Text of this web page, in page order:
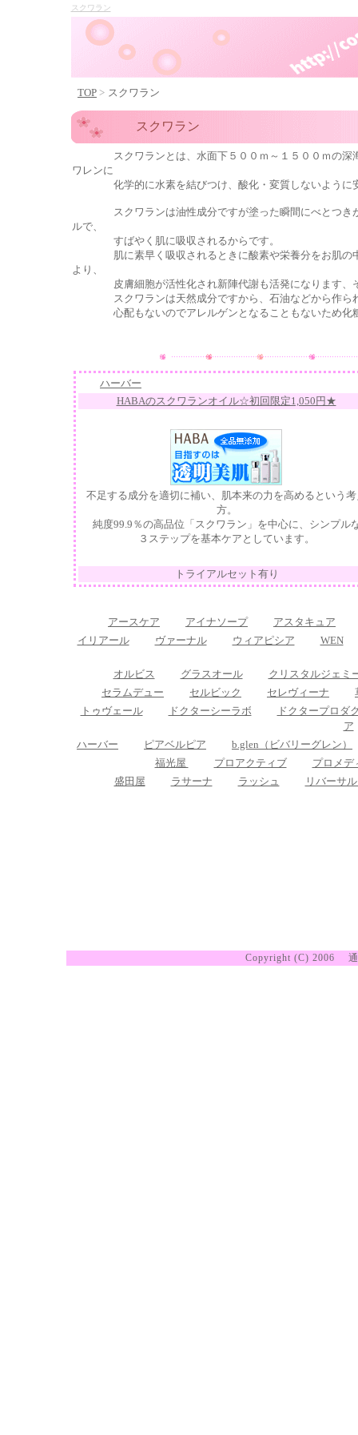
スクワラン
TOP > スクワラン
スクワラン
スクワラン とは、水面下５００ｍ～１５００ｍの
ワレンに
化学的に水素を結びつけ、酸化・変質しないように
スクワランは油性成分ですが塗った瞬間にべとつきが
ルで、
すばやく肌に吸収されるからです。
肌に素早く吸収されるときに酸素や栄養分をお肌の中
より、
皮膚細胞が活性化され新陣代謝も活発になります、そ
スクワランは天然成分ですから、石油などから作られ
心配もないのでアレルゲンとなることもないため化粧
ハーバー
HABAのスクワランオイル☆初回限定1,050円★
不足する成分を適切に補い、肌本来の力を高めるという
方。
純度99.9％の高品位「スクワラン」を中心に、シンプル
３ステップを基本ケアとしています。
トライアルセット有り
アースケア アイナソープ
アスタキュア
イリアール
ヴァーナル ウィアピシア WEN
オルビス グラスオール
クリスタルジェミ
セラムデュー
セルビック セレヴィーナ
トゥヴェール
ドクターシーラボ
ドクタープロダ
ア
ハーバー
ピアベルピア
b.glen（ビバリーグレン）
福光屋
プロアクティブ
プロメデ
盛田屋
ラサーナ ラッシュ リバーサ
Copyright (C) 2006